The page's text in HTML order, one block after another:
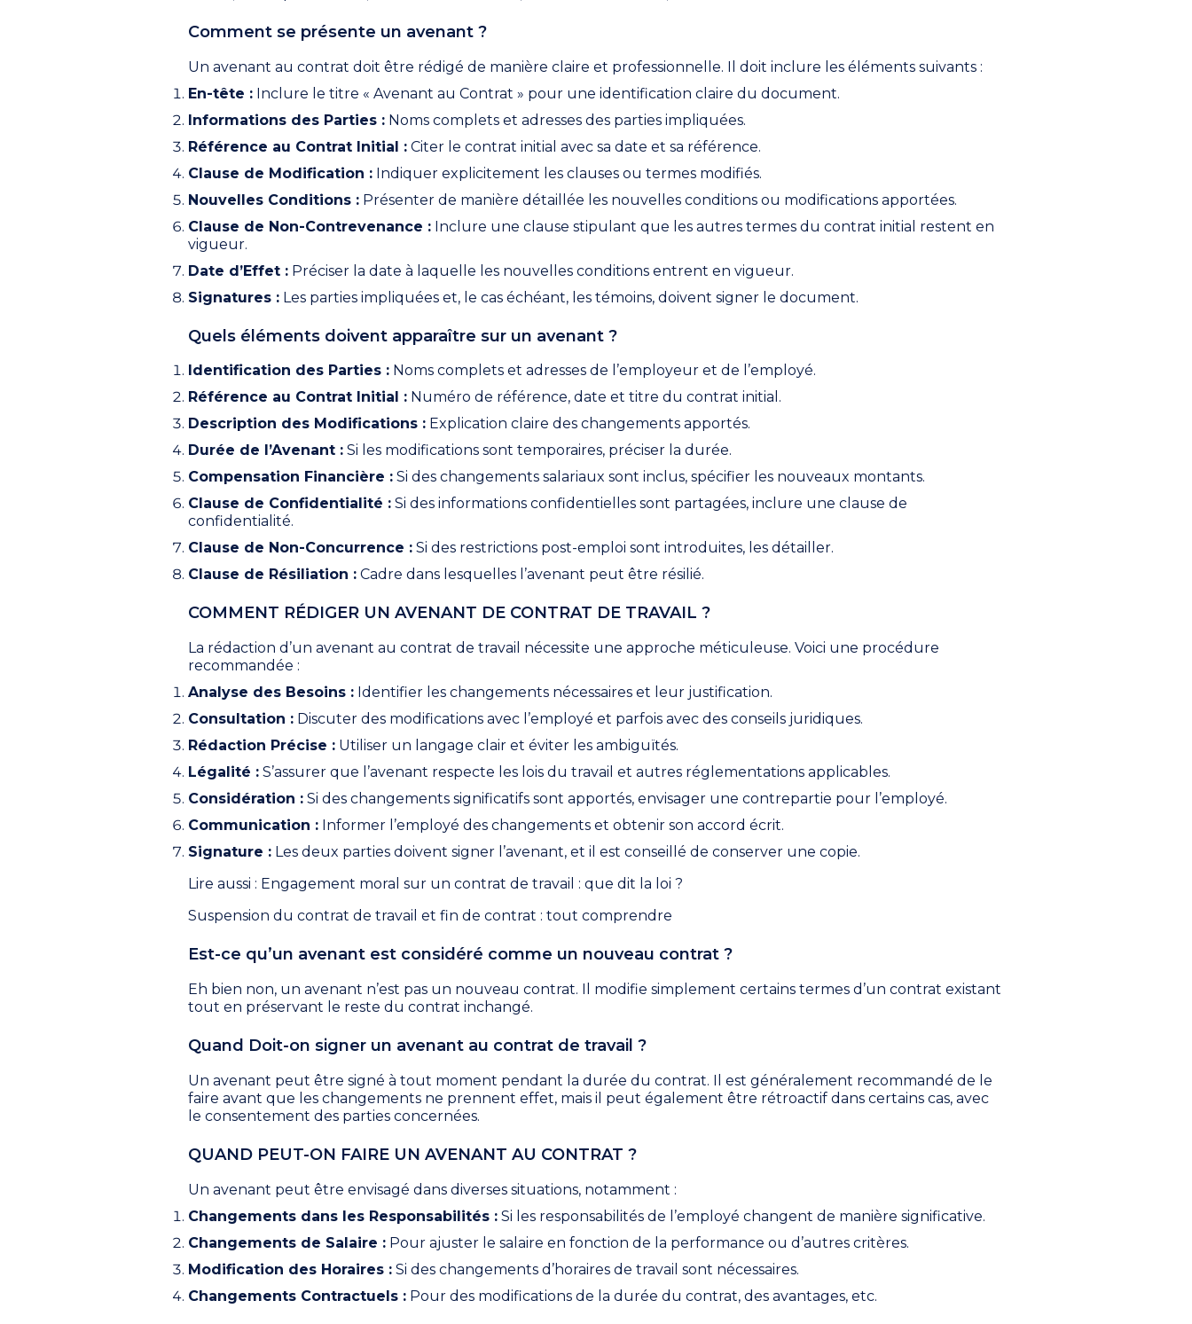
Comment se présente un avenant ?
Un avenant au contrat doit être rédigé de manière claire et professionnelle. Il doit inclure les éléments suivants :
En-tête : Inclure le titre « Avenant au Contrat » pour une identification claire du document.
Informations des Parties : Noms complets et adresses des parties impliquées.
Référence au Contrat Initial : Citer le contrat initial avec sa date et sa référence.
Clause de Modification : Indiquer explicitement les clauses ou termes modifiés.
Nouvelles Conditions : Présenter de manière détaillée les nouvelles conditions ou modifications apportées.
Clause de Non-Contrevenance : Inclure une clause stipulant que les autres termes du contrat initial restent en
vigueur.
Date d’Effet : Préciser la date à laquelle les nouvelles conditions entrent en vigueur.
Signatures : Les parties impliquées et, le cas échéant, les témoins, doivent signer le document.
Quels éléments doivent apparaître sur un avenant ?
Identification des Parties : Noms complets et adresses de l’employeur et de l’employé.
Référence au Contrat Initial : Numéro de référence, date et titre du contrat initial.
Description des Modifications : Explication claire des changements apportés.
Durée de l’Avenant : Si les modifications sont temporaires, préciser la durée.
Compensation Financière : Si des changements salariaux sont inclus, spécifier les nouveaux montants.
Clause de Confidentialité : Si des informations confidentielles sont partagées, inclure une clause de
confidentialité.
Clause de Non-Concurrence : Si des restrictions post-emploi sont introduites, les détailler.
Clause de Résiliation : Cadre dans lesquelles l’avenant peut être résilié.
COMMENT RÉDIGER UN AVENANT DE CONTRAT DE TRAVAIL ?
La rédaction d’un avenant au contrat de travail nécessite une approche méticuleuse. Voici une procédure
recommandée :
Analyse des Besoins : Identifier les changements nécessaires et leur justification.
Consultation : Discuter des modifications avec l’employé et parfois avec des conseils juridiques.
Rédaction Précise : Utiliser un langage clair et éviter les ambiguïtés.
Légalité : S’assurer que l’avenant respecte les lois du travail et autres réglementations applicables.
Considération : Si des changements significatifs sont apportés, envisager une contrepartie pour l’employé.
Communication : Informer l’employé des changements et obtenir son accord écrit.
Signature : Les deux parties doivent signer l’avenant, et il est conseillé de conserver une copie.
Lire aussi : Engagement moral sur un contrat de travail : que dit la loi ?
Suspension du contrat de travail et fin de contrat : tout comprendre
Est-ce qu’un avenant est considéré comme un nouveau contrat ?
Eh bien non, un avenant n’est pas un nouveau contrat. Il modifie simplement certains termes d’un contrat existant
tout en préservant le reste du contrat inchangé.
Quand Doit-on signer un avenant au contrat de travail ?
Un avenant peut être signé à tout moment pendant la durée du contrat. Il est généralement recommandé de le
faire avant que les changements ne prennent effet, mais il peut également être rétroactif dans certains cas, avec
le consentement des parties concernées.
QUAND PEUT-ON FAIRE UN AVENANT AU CONTRAT ?
Un avenant peut être envisagé dans diverses situations, notamment :
Changements dans les Responsabilités : Si les responsabilités de l’employé changent de manière significative.
Changements de Salaire : Pour ajuster le salaire en fonction de la performance ou d’autres critères.
Modification des Horaires : Si des changements d’horaires de travail sont nécessaires.
Changements Contractuels : Pour des modifications de la durée du contrat, des avantages, etc.